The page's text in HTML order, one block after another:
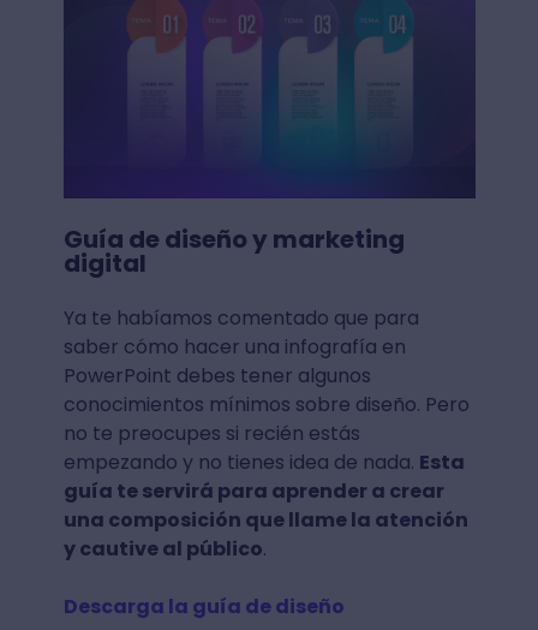
Guía de diseño y marketing
digital
Ya te habíamos comentado que para
saber cómo hacer una infografía en
PowerPoint debes tener algunos
conocimientos mínimos sobre diseño. Pero
no te preocupes si recién estás
empezando y no tienes idea de nada. Esta
guía te servirá para aprender a crear
una composición que llame la atención
y cautive al público.
Descarga la guía de diseño